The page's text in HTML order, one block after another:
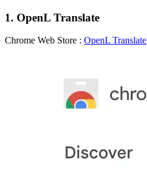
1. OpenL Translate
Chrome Web Store : OpenL Translate